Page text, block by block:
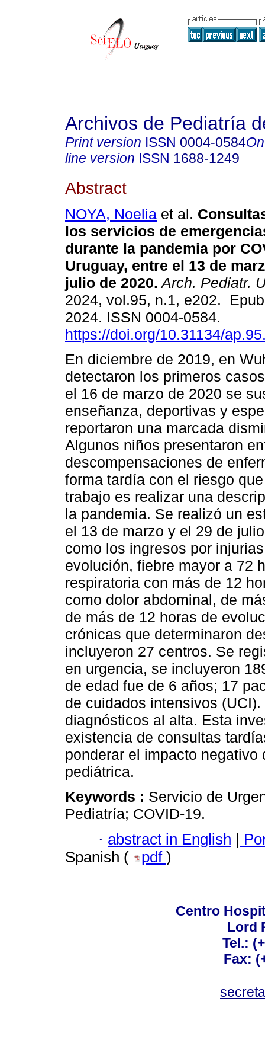
Archivos de Pediatría
Print version ISSN 0004-0584
line version ISSN 1688-1249
Abstract
NOYA, Noelia et al.
los servicios de
durante la pandemia por
Uruguay, entre el 13 de
julio de 2020. Arch. Pediatr.
2024, vol.95, n.1, e202.
2024. ISSN 0004-0584.
https://doi.org/10.31134/
En diciembre de 2019, en
detectaron los primeros
el 16 de marzo de 2020 se
enseñanza, deportivas y
reportaron una marcada
Algunos niños presentaron
descompensaciones de
forma tardía con el riesgo
trabajo es realizar una
la pandemia. Se realizó un
el 13 de marzo y el 29 de
como los ingresos por
evolución, fiebre mayor a 72
respiratoria con más de 12
como dolor abdominal, de
de más de 12 horas de
crónicas que determinaron
incluyeron 27 centros. Se
en urgencia, se incluyeron
de edad fue de 6 años; 17
de cuidados intensivos
diagnósticos al alta. Esta
existencia de consultas
ponderar el impacto
pediátrica.
Keywords : Servicio de
Pediatría; COVID-19.
· abstract in English |
Spanish (
pdf )
Centro
Lord
Tel.:
Fax: